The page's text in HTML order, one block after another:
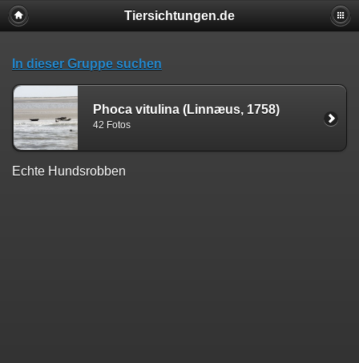
Tiersichtungen.de
In dieser Gruppe suchen
Phoca vitulina (Linnæus, 1758)
42 Fotos
Echte Hundsrobben